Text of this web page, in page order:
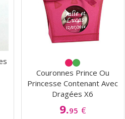
Couronnes Prince Ou
Princesse Contenant Avec
Dragées X6
9.95 €